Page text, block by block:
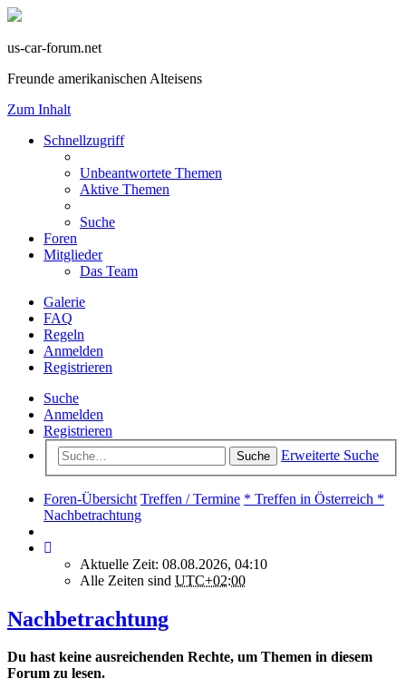
us-car-forum.net
Freunde amerikanischen Alteisens
Zum Inhalt
Schnellzugriff
Unbeantwortete Themen
Aktive Themen
Suche
Foren
Mitglieder
Das Team
Galerie
FAQ
Regeln
Anmelden
Registrieren
Suche
Anmelden
Registrieren
Suche Erweiterte Suche
Foren-Übersicht Treffen / Termine * Treffen in Österreich *
Nachbetrachtung
Aktuelle Zeit: 08.08.2026, 04:10
Alle Zeiten sind UTC+02:00
Nachbetrachtung
Du hast keine ausreichenden Rechte, um Themen in diesem
Forum zu lesen.